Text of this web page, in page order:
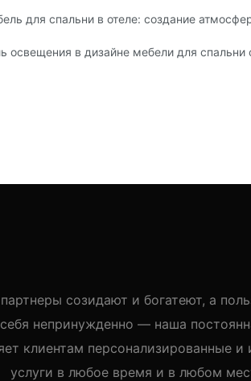
для спальни в отеле: создание
освещения в дизайне мебели для спальни
созидают и богатеют, а
непринужденно — наша
клиентам персонализированные и
услуги в любое время и в любом